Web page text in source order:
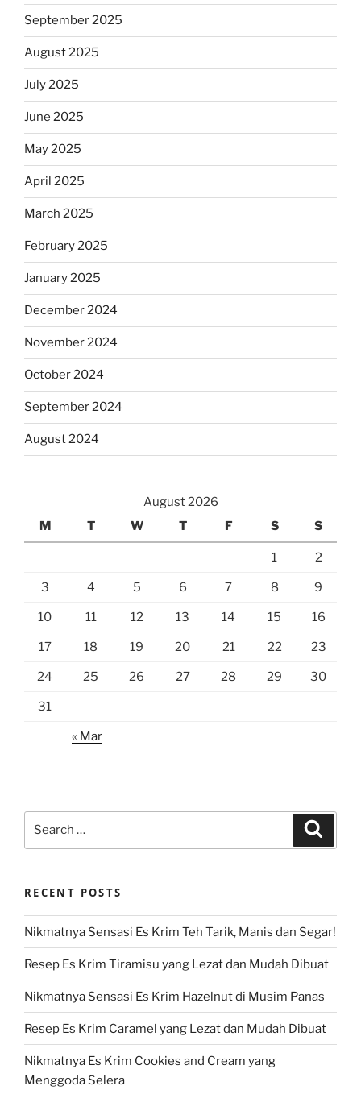
September 2025
August 2025
July 2025
June 2025
May 2025
April 2025
March 2025
February 2025
January 2025
December 2024
November 2024
October 2024
September 2024
August 2024
August 2026
M
T W T F S S
1 2
3 4 5 6 7 8 9
10 11 12 13 14 15 16
17 18 19 20 21 22 23
24 25 26 27 28 29 30
31
« Mar
RECENT POSTS
Nikmatnya Sensasi Es Krim Teh Tarik, Manis dan Segar!
Resep Es Krim Tiramisu yang Lezat dan Mudah Dibuat
Nikmatnya Sensasi Es Krim Hazelnut di Musim Panas
Resep Es Krim Caramel yang Lezat dan Mudah Dibuat
Nikmatnya Es Krim Cookies and Cream yang
Menggoda Selera